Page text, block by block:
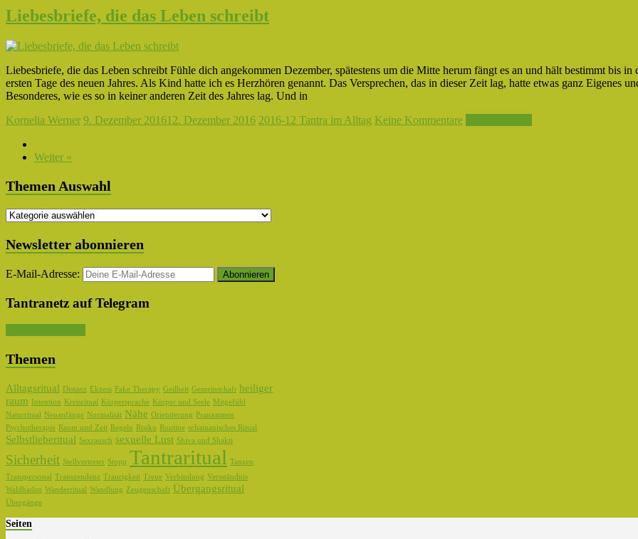
Liebesbriefe, die das Leben schreibt
Liebesbriefe, die das Leben schreibt Fühle dich angekommen Dezember, spätestens um die Mitte herum fängt es an und hält bestimmt bis in
ersten Tage des neuen Jahres. Als Kind hatte ich es Herzhören genannt. Das Versprechen, das in dieser Zeit lag, hatte etwas ganz Eigenes
Besonderes, wie es so in keiner anderen Zeit des Jahres lag. Und in
Kornelia Werner 9. Dezember 201612. Dezember 2016 2016-12 Tantra im Alltag Keine Kommentare
Weiter »
Themen Auswahl
Themen
Newsletter abonnieren
E-Mail-Adresse:
Tantranetz auf Telegram
Themen
Alltagsritual Distanz Ekzess Fake Therapy Geilheit Gemeinschaft heiliger
raum
Intention Kreisritual Körpersprache Körper und Seele Mitgefühl
Naturritual Neuanfänge Normalität Nähe Orientierung
Pranaatmen
Psychotherapie Raum und Zeit Regeln Risiko Routine schamanisches Ritual
Selbstlieberitual Sexrausch sexuelle Lust Shiva und Shakti
Sicherheit Stellvertreter Stopp Tantraritual
Tanzen
Transpersonal Transzendenz Traurigkeit Treue Verbindung Versständnis
Waldbaden Wanderritual Wandlung Zeugenschaft Übergangsritual
Übergänge
Seiten